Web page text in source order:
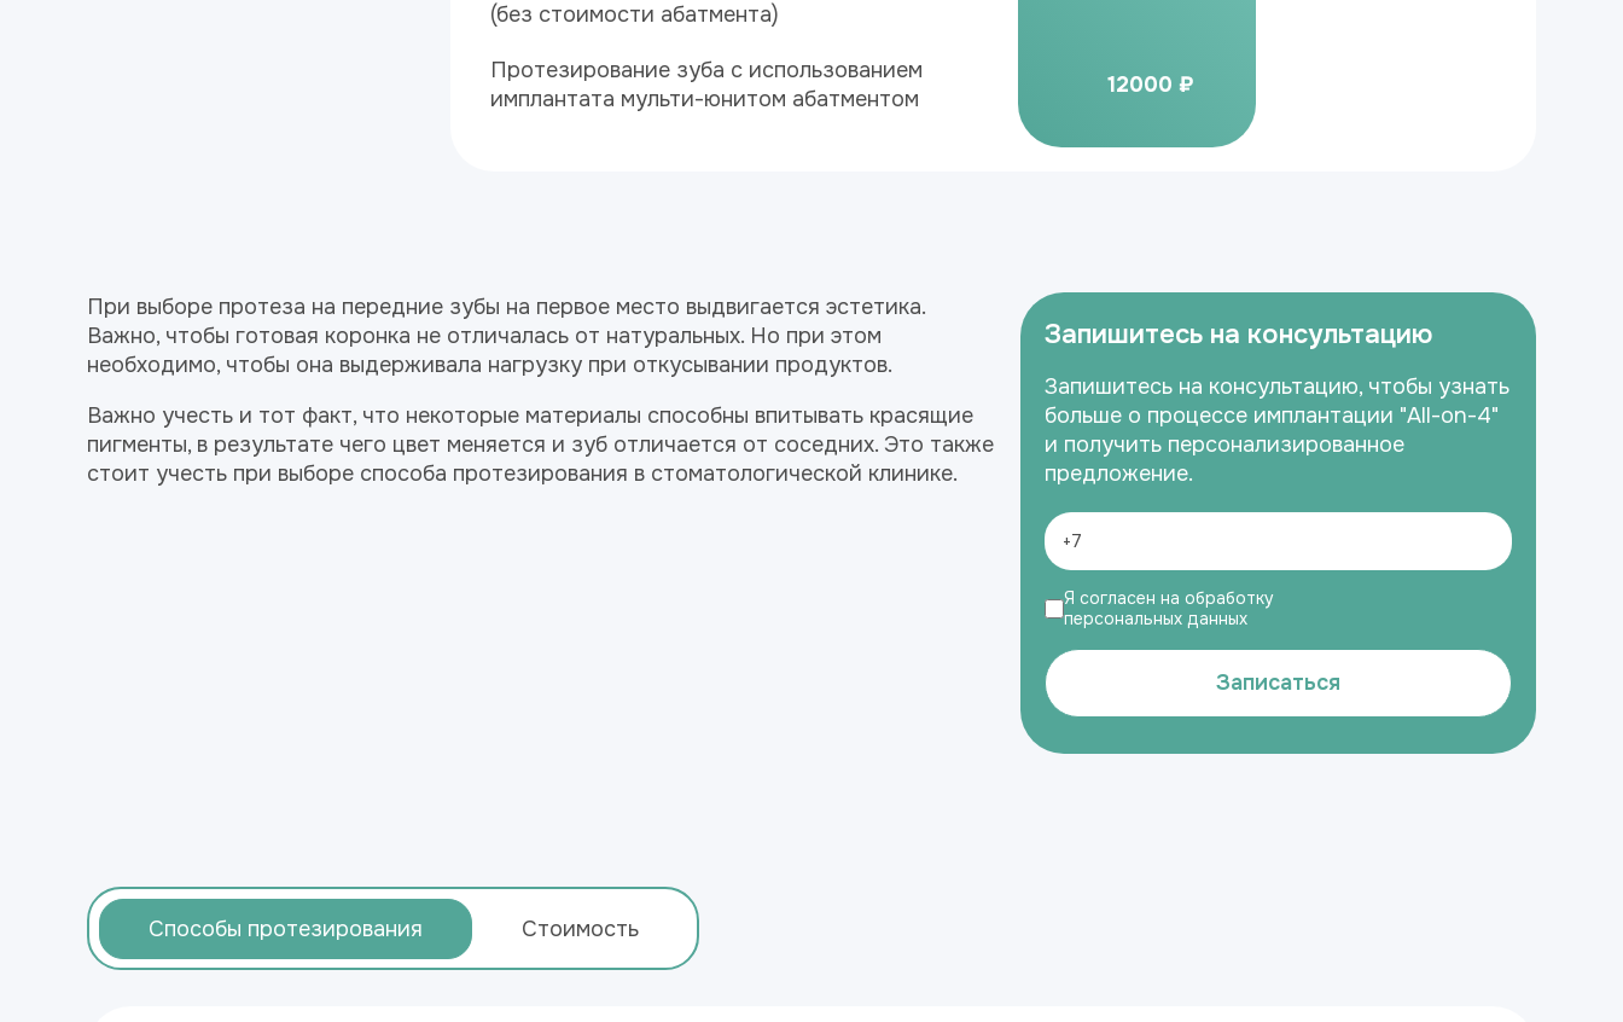
(без стоимости абатмента)
Протезирование зуба с использованием
имплантата мульти-юнитом абатментом
12000 ₽
При выборе протеза на передние зубы на первое место выдвигается эстетика.
Важно, чтобы готовая коронка не отличалась от натуральных. Но при этом
необходимо, чтобы она выдерживала нагрузку при откусывании продуктов.
Важно учесть и тот факт, что некоторые материалы способны впитывать красящие
пигменты, в результате чего цвет меняется и зуб отличается от соседних. Это также
стоит учесть при выборе способа протезирования в стоматологической клинике.
Запишитесь на консультацию
Запишитесь на консультацию, чтобы узнать
больше о процессе имплантации "All-on-4"
и получить персонализированное
предложение.
Я согласен на обработку
персональных данных
Записаться
Способы протезирования Стоимость